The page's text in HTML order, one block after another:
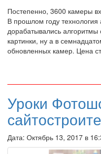
Постепенно, 3600 камеры
В прошлом году технология
дорабатывались алгоритмы
картинки, ну а в
обновленных камер. Цена
Уроки
Дата: Октябрь 13, 2017 в